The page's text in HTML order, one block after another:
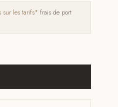
sur les tarifs* frais de port